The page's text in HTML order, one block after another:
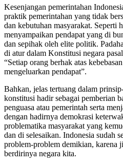
Kesenjangan pemerintahan
praktik pemerintahan yang tidak
dan kebutuhan masyarakat. Seperti
menyampaikan pendapat yang di
dan sepihak oleh elite politik.
di atur dalam Konstitusi negara
“Setiap orang berhak atas
mengeluarkan pendapat”.
Bahkan, jelas tertuang dalam
konstitusi hadir sebagai pemberian
penguasa atau pemerintah serta
dengan hadirnya demokrasi
problematika masyarakat yang
dan di selesaikan. Indonesia sudah
problem-problem demikian, karena
berdirinya negara kita.